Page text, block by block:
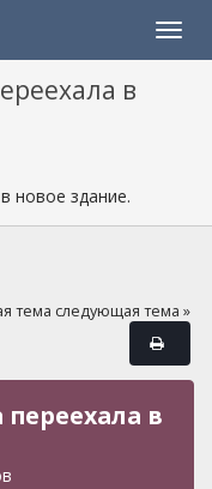
в
новое здание.
тема следующая тема »
в